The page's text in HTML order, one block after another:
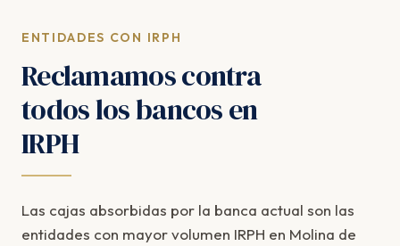
ENTIDADES CON IRPH
Reclamamos contra
todos los bancos en
IRPH
Las cajas absorbidas por la banca actual son las
entidades con mayor volumen IRPH en Molina de